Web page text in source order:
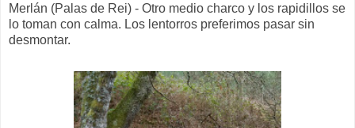
Merlán (Palas de Rei) - Otro medio charco y los rapidillos se
lo toman con calma. Los lentorros preferimos pasar sin
desmontar.